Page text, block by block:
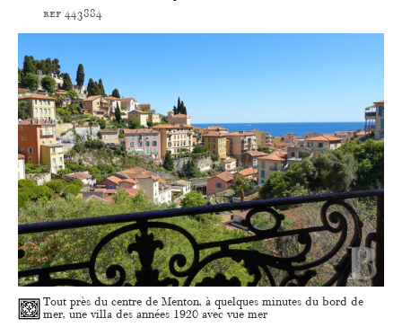
ref 443884
Tout près du centre de Menton, à quelques minutes du bord de
mer, une villa des années 1920 avec vue mer